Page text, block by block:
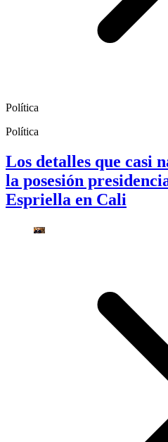
Política
Política
Los detalles que casi
la posesión
Espriella en Cali